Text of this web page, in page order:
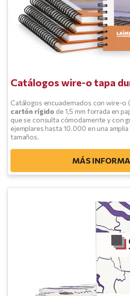
Catálogos wire-o tapa
Catálogos encuadernados con wire-o
cartón rígido de 1,5 mm forrada en
que se consulta cómodamente y con
ejemplares hasta 10.000 en una
tamaños.
MÁS